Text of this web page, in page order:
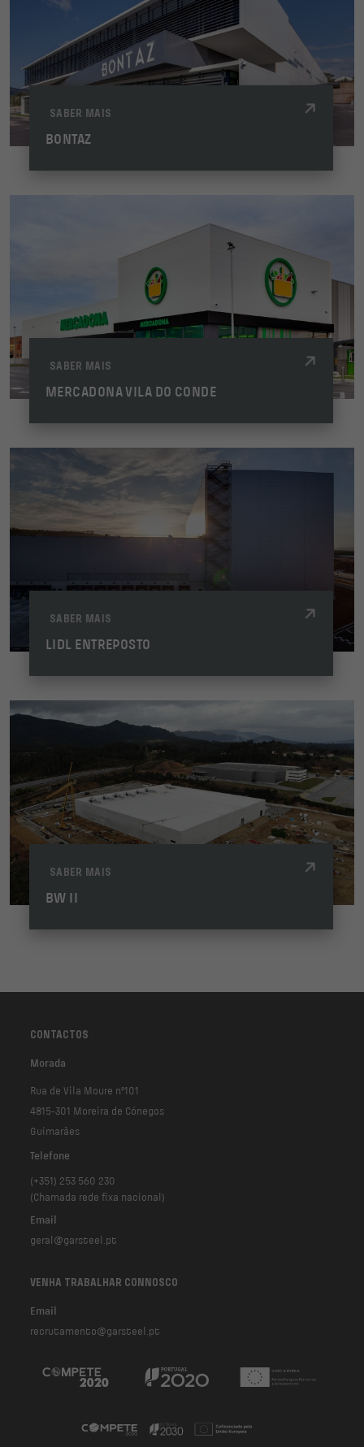
SABER MAIS
BONTAZ
SABER MAIS
MERCADONA VILA DO CONDE
SABER MAIS
LIDL ENTREPOSTO
SABER MAIS
BW II
CONTACTOS
Morada
Rua de Vila Moure nº101
4815-301 Moreira de Cónegos
Guimarães
Telefone
(+351) 253 560 230
(Chamada rede fixa nacional)
Email
geral@garsteel.pt
VENHA TRABALHAR CONNOSCO
Email
recrutamento@garsteel.pt